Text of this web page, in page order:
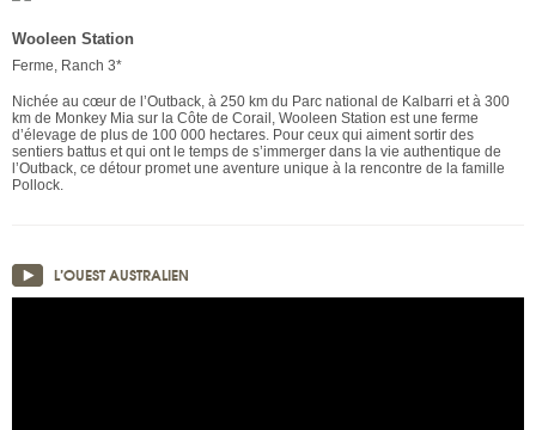
Wooleen Station
Ferme, Ranch 3*
Nichée au cœur de l’Outback, à 250 km du Parc national de Kalbarri et à 300
km de Monkey Mia sur la Côte de Corail, Wooleen Station est une ferme
d’élevage de plus de 100 000 hectares. Pour ceux qui aiment sortir des
sentiers battus et qui ont le temps de s’immerger dans la vie authentique de
l’Outback, ce détour promet une aventure unique à la rencontre de la famille
Pollock.
L’OUEST AUSTRALIEN